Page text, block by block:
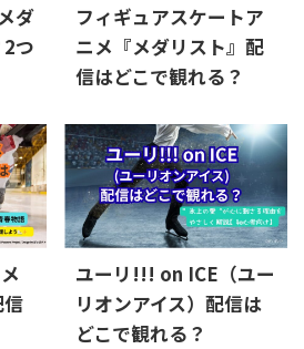
ダ
つ
フィギュアスケートア
ニメ『メダリスト』配
信はどこで観れる？
信
ユーリ!!! on ICE（ユー
リオンアイス）配信は
どこで観れる？